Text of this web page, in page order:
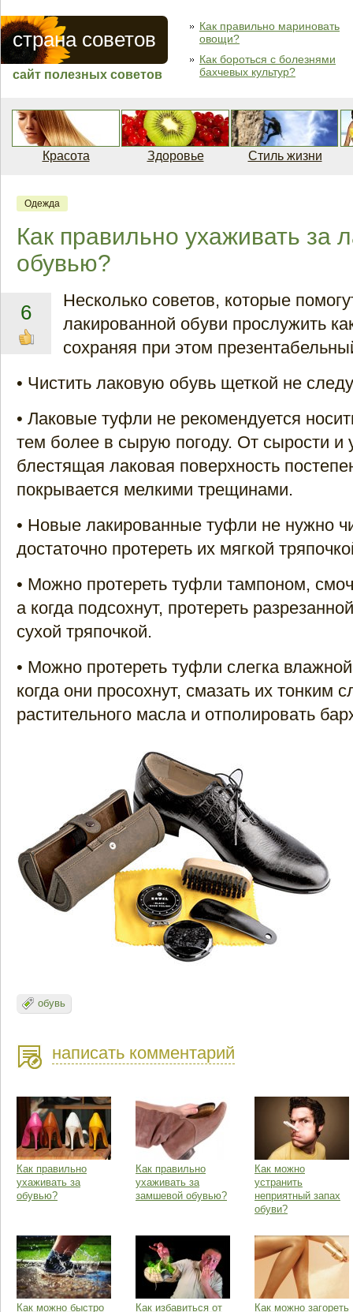
страна советов
сайт полезных советов
Как правильно мариновать
овощи?
Как бороться с болезнями
бахчевых культур?
Красота Здоровье Стиль жизни
Одежда
Как правильно ухаживать за
обувью?
6
Несколько советов, которые
лакированной обуви прослужить
сохраняя при этом
• Чистить лаковую обувь щеткой не
• Лаковые туфли не рекомендуется
тем более в сырую погоду. От сырости и
блестящая лаковая поверхность
покрывается мелкими трещинами.
• Новые лакированные туфли не нужно
достаточно протереть их мягкой
• Можно протереть туфли тампоном,
а когда подсохнут, протереть
сухой тряпочкой.
• Можно протереть туфли слегка
когда они просохнут, смазать их тонким
растительного масла и отполировать
обувь
написать комментарий
Как правильно
ухаживать за
обувью?
Как правильно
ухаживать за
замшевой обувью?
Как можно
устранить
неприятный запах
обуви?
Как можно быстро
Как избавиться от
Как можно загореть